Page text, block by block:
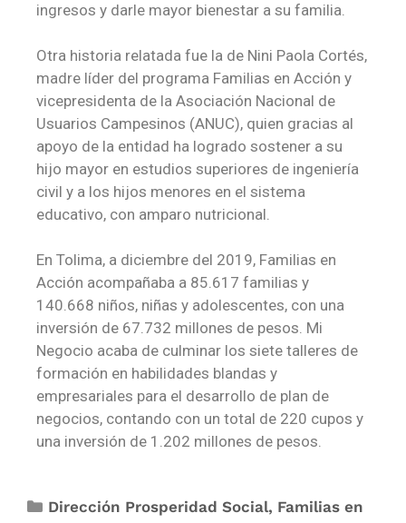
ingresos y darle mayor bienestar a su familia.
Otra historia relatada fue la de Nini Paola Cortés,
madre líder del programa Familias en Acción y
vicepresidenta de la Asociación Nacional de
Usuarios Campesinos (ANUC), quien gracias al
apoyo de la entidad ha logrado sostener a su
hijo mayor en estudios superiores de ingeniería
civil y a los hijos menores en el sistema
educativo, con amparo nutricional.
En Tolima, a diciembre del 2019, Familias en
Acción acompañaba a 85.617 familias y
140.668 niños, niñas y adolescentes, con una
inversión de 67.732 millones de pesos. Mi
Negocio acaba de culminar los siete talleres de
formación en habilidades blandas y
empresariales para el desarrollo de plan de
negocios, contando con un total de 220 cupos y
una inversión de 1.202 millones de pesos.
Dirección Prosperidad Social, Familias en